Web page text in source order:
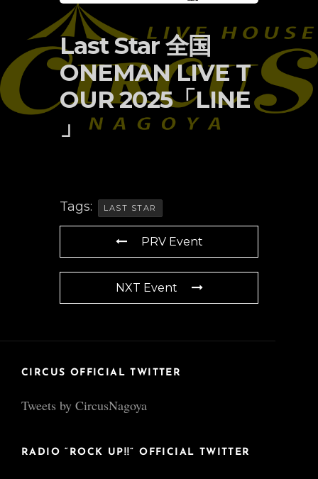
Last Star 全国
ONEMAN LIVE T
OUR 2025「LINE
」
Tags: LAST STAR
PRV Event
NXT Event
CIRCUS OFFICIAL TWITTER
Tweets by CircusNagoya
RADIO “ROCK UP!!” OFFICIAL TWITTER